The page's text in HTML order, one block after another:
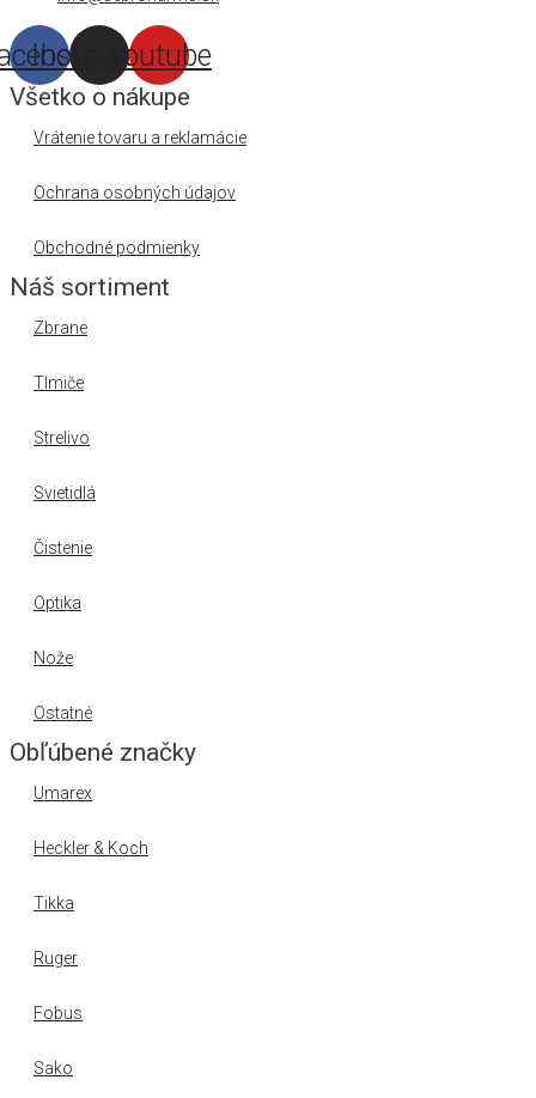
InstagramYoutube
Všetko o nákupe
Vrátenie tovaru a reklamácie
Ochrana osobných údajov
Obchodné podmienky
Náš sortiment
Zbrane
Tlmiče
Strelivo
Svietidlá
Čistenie
Optika
Nože
Ostatné
Obľúbené značky
Umarex
Heckler & Koch
Tikka
Ruger
Fobus
Sako